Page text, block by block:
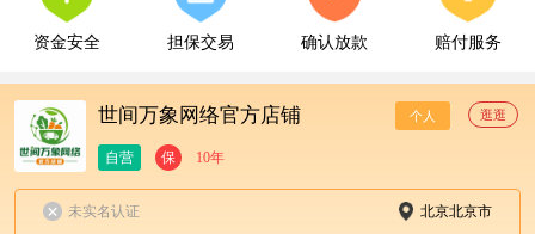
资金安全 担保交易 确认放款 赔付服务
世间万象网络官方店铺 个人 逛逛
自营 保 10年
未实名认证 北京北京市